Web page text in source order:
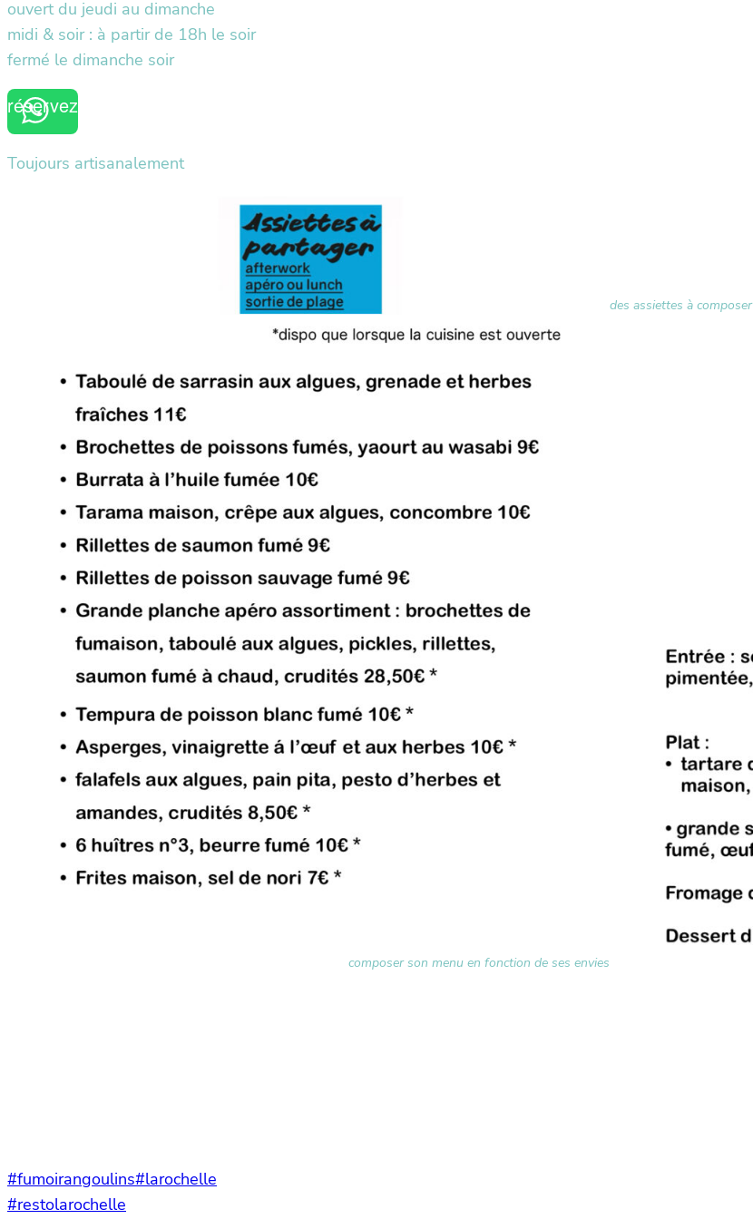
ouvert du jeudi au dimanche
midi & soir : à partir de 18h le soir
fermé le dimanche soir
réservez
Toujours artisanalement
composer son menu en fonction de ses envies
des assiettes à composer
#fumoirangoulins#larochelle
#restolarochelle